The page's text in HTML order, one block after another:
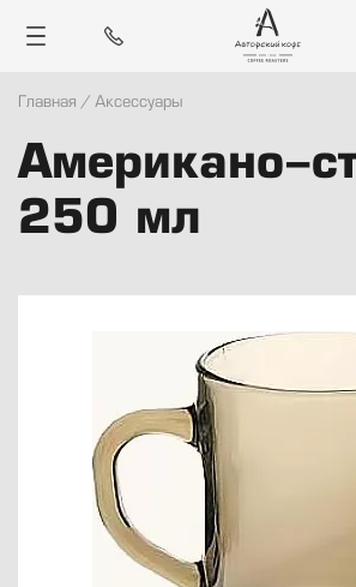
Каталог
Санкт-Петербург
Регистрация
8 812 424-1947
Главная / Аксессуары
Американо-
250 мл